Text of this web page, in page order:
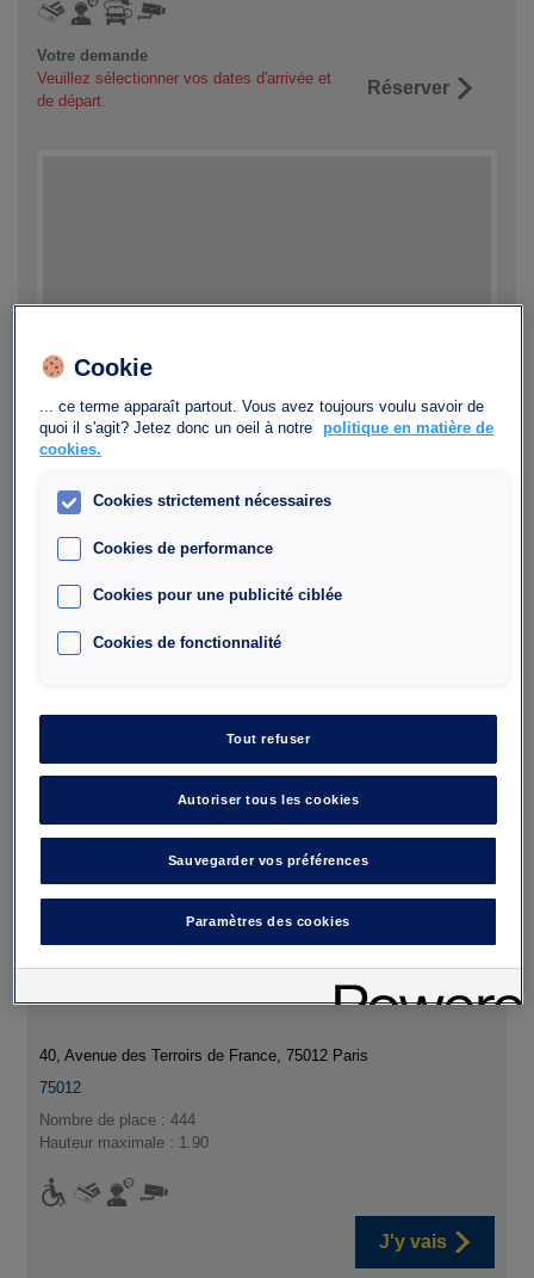
Votre demande
Veuillez sélectionner vos dates d'arrivée et
de départ.
Réserver
Autres parkings à
Parking Interparking Bercy Lumière
40, Avenue des Terroirs de France, 75012 Paris
75012
Nombre de place : 444
Hauteur maximale : 1.90
J'y vais
Cookie
... ce terme apparaît partout. Vous avez toujours voulu savoir de
quoi il s'agit? Jetez donc un oeil à notre
politique en matière de
cookies.
Cookies strictement nécessaires
Cookies de performance
Cookies pour une publicité ciblée
Cookies de fonctionnalité
Tout refuser
Autoriser tous les cookies
Sauvegarder vos préférences
Paramètres des cookies